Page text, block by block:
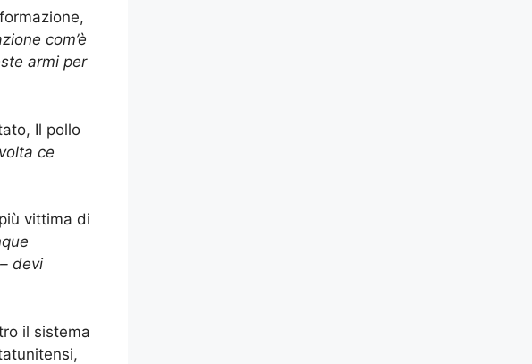
com’è
armi per
Il pollo
ce
vittima di
devi
il sistema